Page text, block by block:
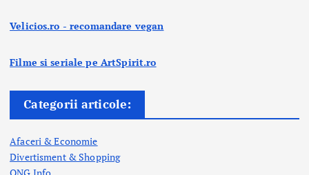
Velicios.ro - recomandare vegan
Filme si seriale pe ArtSpirit.ro
Categorii articole:
Afaceri & Economie
Divertisment & Shopping